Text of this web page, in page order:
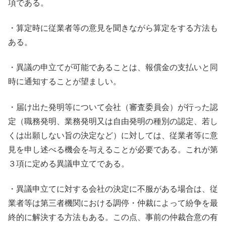
項である。
・算定時に従業者等の意見を聞きながら算定をする方法も
ある。
・異議の申立てが可能であることは、報償金の支払いと同
時に通知することが望ましい。
・届け出た発明等について会社（審査委員会）が行った認
定（職務発明、業務発明又は自由発明の種別の認定、若し
くは出願しない旨の決定など）に対しては、従業者等に意
見を申し述べる機会を与えることが必要である。これが第
３項に定める異議申立てである。
・異議申立てに対する会社の決定に不服がある場合は、従
業者等は第三者機関における調停・仲裁によって紛争を最
終的に解決する方法もある。この点、事前の仲裁合意の有